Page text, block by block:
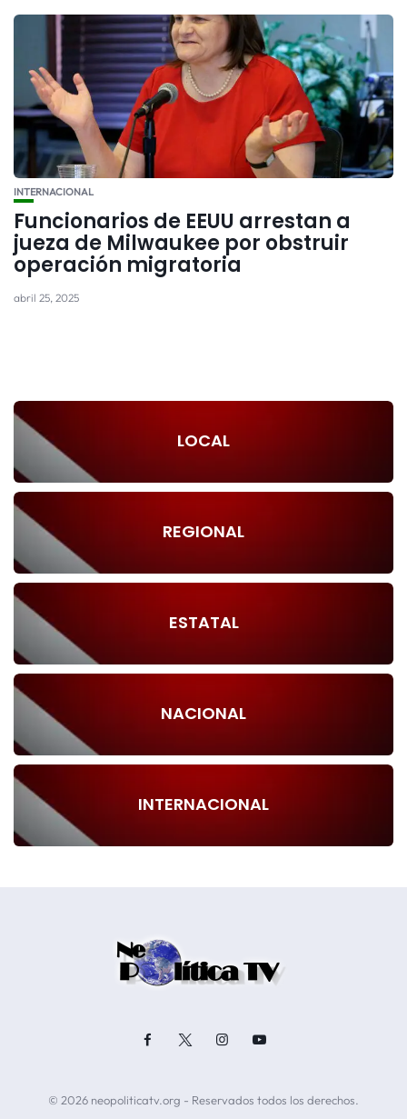
INTERNACIONAL
Funcionarios de EEUU arrestan a
jueza de Milwaukee por obstruir
operación migratoria
abril 25, 2025
LOCAL
REGIONAL
ESTATAL
NACIONAL
INTERNACIONAL
© 2026 neopoliticatv.org - Reservados todos los derechos.